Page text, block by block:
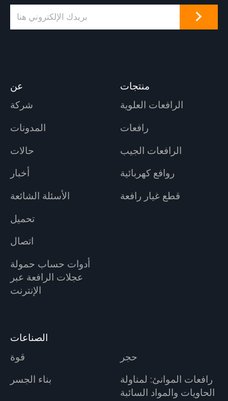
عن
شركة
المدونات
حالات
أخبار
الأسئلة الشائعة
تحميل
اتصال
أدوات حساب حمولة
عجلات الرافعة عبر
الإنترنت
منتجات
الرافعات العلوية
رافعات
الرافعات الجيب
روافع كهربائية
قطع غيار رافعة
الصناعات
قوة
حجر
بناء الجسر
رافعات الموانئ: لمناولة
الحاويات والمواد السائبة